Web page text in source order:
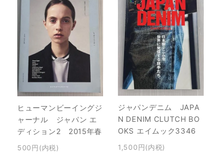
ヒューマンビーイングジ
ャーナル ジャパン エ
ディション2 2015年春
500円(内税)
ジャパンデニム JAPA
N DENIM CLUTCH BO
OKS エイムック3346
1,500円(内税)